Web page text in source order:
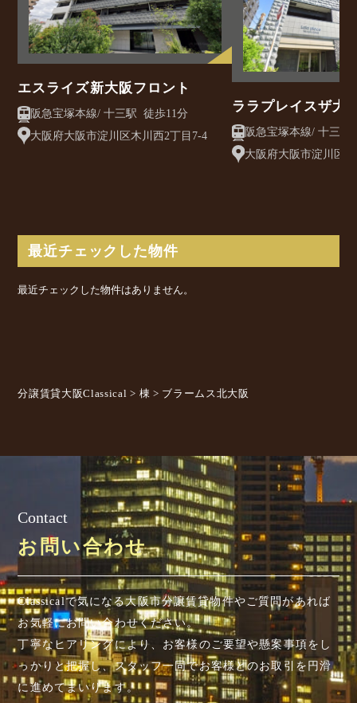
エスライズ新大阪フロント
阪急宝塚本線/ 十三駅 徒歩11分
大阪府大阪市淀川区木川西2丁目7-4
ララプレイスザ大
ュ
大阪府大阪市淀川区
最近チェックした物件
最近チェックした物件はありません。
分譲賃貸大阪Classical > 棟 > ブラームス北大阪
Contact
お問い合わせ
Classicalで気になる大阪市分譲賃貸物件やご質問があれば
お気軽にお問い合わせください。
丁寧なヒアリングにより、お客様のご要望や懸案事項を し
っかりと把握し、スタッフ一同でお客様とのお取引を円滑
に進めてまいります。